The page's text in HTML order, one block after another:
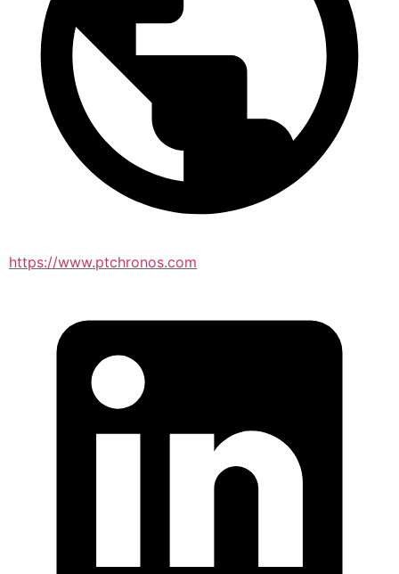
https://www.ptchronos.com